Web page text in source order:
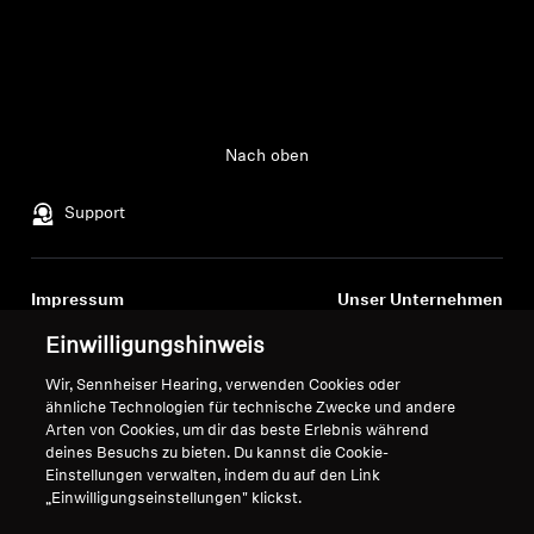
Support
Nach oben
Impressum
Vertrag widerrufen
Globale Datenschutzrichtlinie
Allgemeine
Geschäftsbedingungen für
Online-Verkäufe an Verbraucher
Koordinierte Richtlinie zur
Unser Unternehmen
Pressekontakte
Sennheiser Consumer
Markenbotschafter
Einwilligungshinweis
Wir, Sennheiser Hearing, verwenden Cookies oder
ähnliche Technologien für technische Zwecke und andere
Arten von Cookies, um dir das beste Erlebnis während
deines Besuchs zu bieten. Du kannst die Cookie-
Einstellungen verwalten, indem du auf den Link
„Einwilligungseinstellungen" klickst.